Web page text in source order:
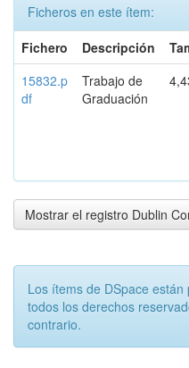
Ficheros en este ítem:
Fichero
Descripción
15832.p
df
Trabajo de
Graduación
Mostrar el registro Dublin
Los ítems de DSpace
todos los derechos
contrario.